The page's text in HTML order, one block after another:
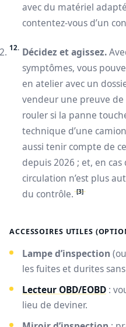
avec du matériel
contentez-vous d’un
Décidez et agissez.
symptômes, vous
en atelier avec un
vendeur une preuve de
rouler si la panne
technique d’une
aussi tenir compte de
depuis 2026 ; et, en
circulation n’est plus
du contrôle. [3]
ACCESSOIRES UTILES
Lampe d’inspection
les fuites et durites
Lecteur OBD/EOBD :
lieu de deviner.